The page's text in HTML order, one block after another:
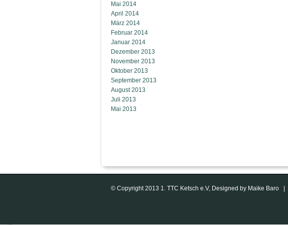
Mai 2014
April 2014
März 2014
Februar 2014
Januar 2014
Dezember 2013
November 2013
Oktober 2013
September 2013
August 2013
Juli 2013
Mai 2013
© Copyright 2013 1. TTC Ketsch e.V, Designed by Maike Baro |